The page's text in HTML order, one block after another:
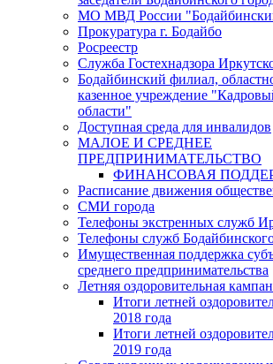
МО МВД России
Прокуратура г. Бодайбо
Росреестр
Служба Гостехнадзора
Бодайбинский филиал,
казенное учреждение
области"
Доступная среда для инвалидов
МАЛОЕ И СРЕДНЕЕ
ПРЕДПРИНИМАТЕЛЬСТВО
ФИНАНСОВАЯ
Расписание движения
СМИ города
Телефоны экстренных служб
Телефоны служб
Имущественная поддержка
среднего предпринимательства
Летняя оздоровительная
Итоги летней
2018 года
Итоги летней
2019 года